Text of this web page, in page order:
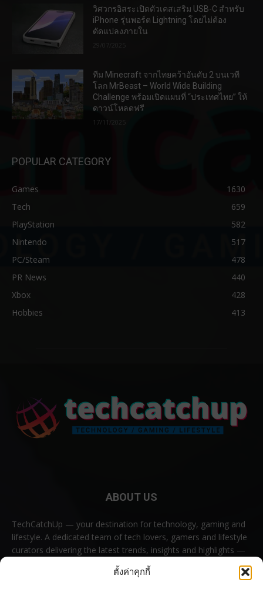
ตั้งค่าคุกกี้
วิศวกรอิสระเปิดตัวเคสเสริม USB-C สำหรับ
iPhone รุ่นพอร์ต Lightning โดยไม่ต้อง
ดัดแปลงภายใน
ทีม Minecraft จากไทยคว้าอันดับ 2 บนเวที
โลก MrBeast – World Wide Building
Challenge พร้อมเปิดแผนที่ “ประเทศไทย” ให้
ดาวน์โหลดฟรี
17/11/2025
POPULAR CATEGORY
Games
1630
Tech
659
PlayStation
582
Nintendo
517
PC/Steam
478
PR News
440
Xbox
428
Hobbies
413
ABOUT US
TechCatchUp — your destination for technology, gaming and
lifestyle. A dedicated team of tech lovers, gamers and lifestyle
curators delivering the latest trends, insights and highlights —